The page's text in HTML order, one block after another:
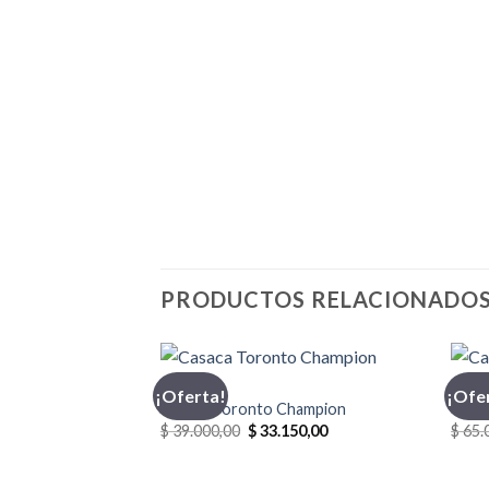
PRODUCTOS RELACIONADOS
¡Oferta!
CASACA
Casaca Toronto Champion
$39.000,00 El
precio
$33.150,00El
$